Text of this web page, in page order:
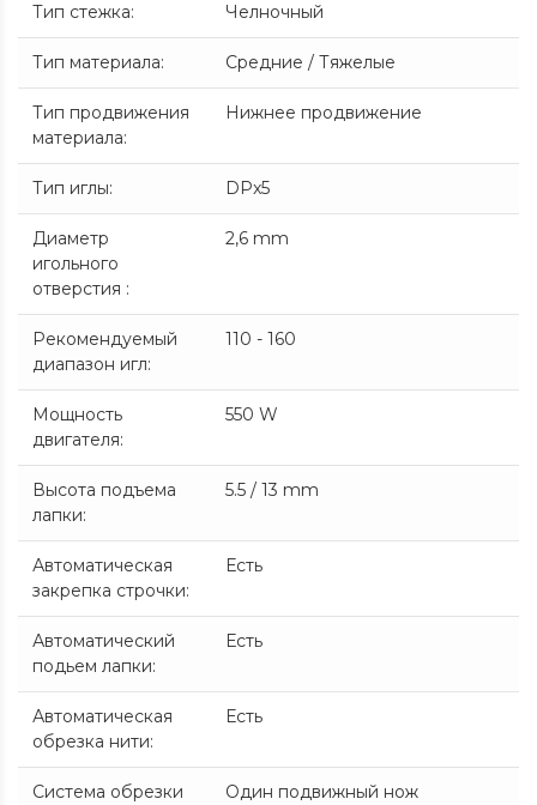
Тип стежка: Челночный
Тип материала: Средние / Тяжелые
Тип продвижения
материала:
Нижнее продвижение
Тип иглы: DPx5
Диаметр
игольного
отверстия :
2,6 mm
Рекомендуемый
диапазон игл:
110 - 160
Мощность
двигателя:
550 W
Высота подъема
лапки:
5.5 / 13 mm
Автоматическая
закрепка строчки:
Есть
Автоматический
подьем лапки:
Есть
Автоматическая
обрезка нити:
Есть
Система обрезки
Один подвижный нож